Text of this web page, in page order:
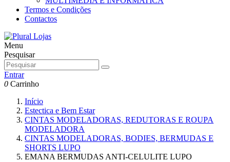
Termos e Condições
Contactos
Menu
Pesquisar
Entrar
0 Carrinho
Início
Estectica e Bem Estar
CINTAS MODELADORAS, REDUTORAS E ROUPA
MODELADORA
CINTAS MODELADORAS, BODIES, BERMUDAS E
SHORTS LUPO
EMANA BERMUDAS ANTI-CELULITE LUPO